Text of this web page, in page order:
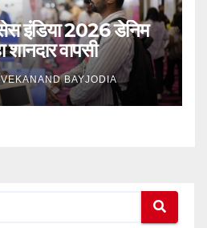
इंडिया 2026 डेनिम
वापसी
BAYJODIA